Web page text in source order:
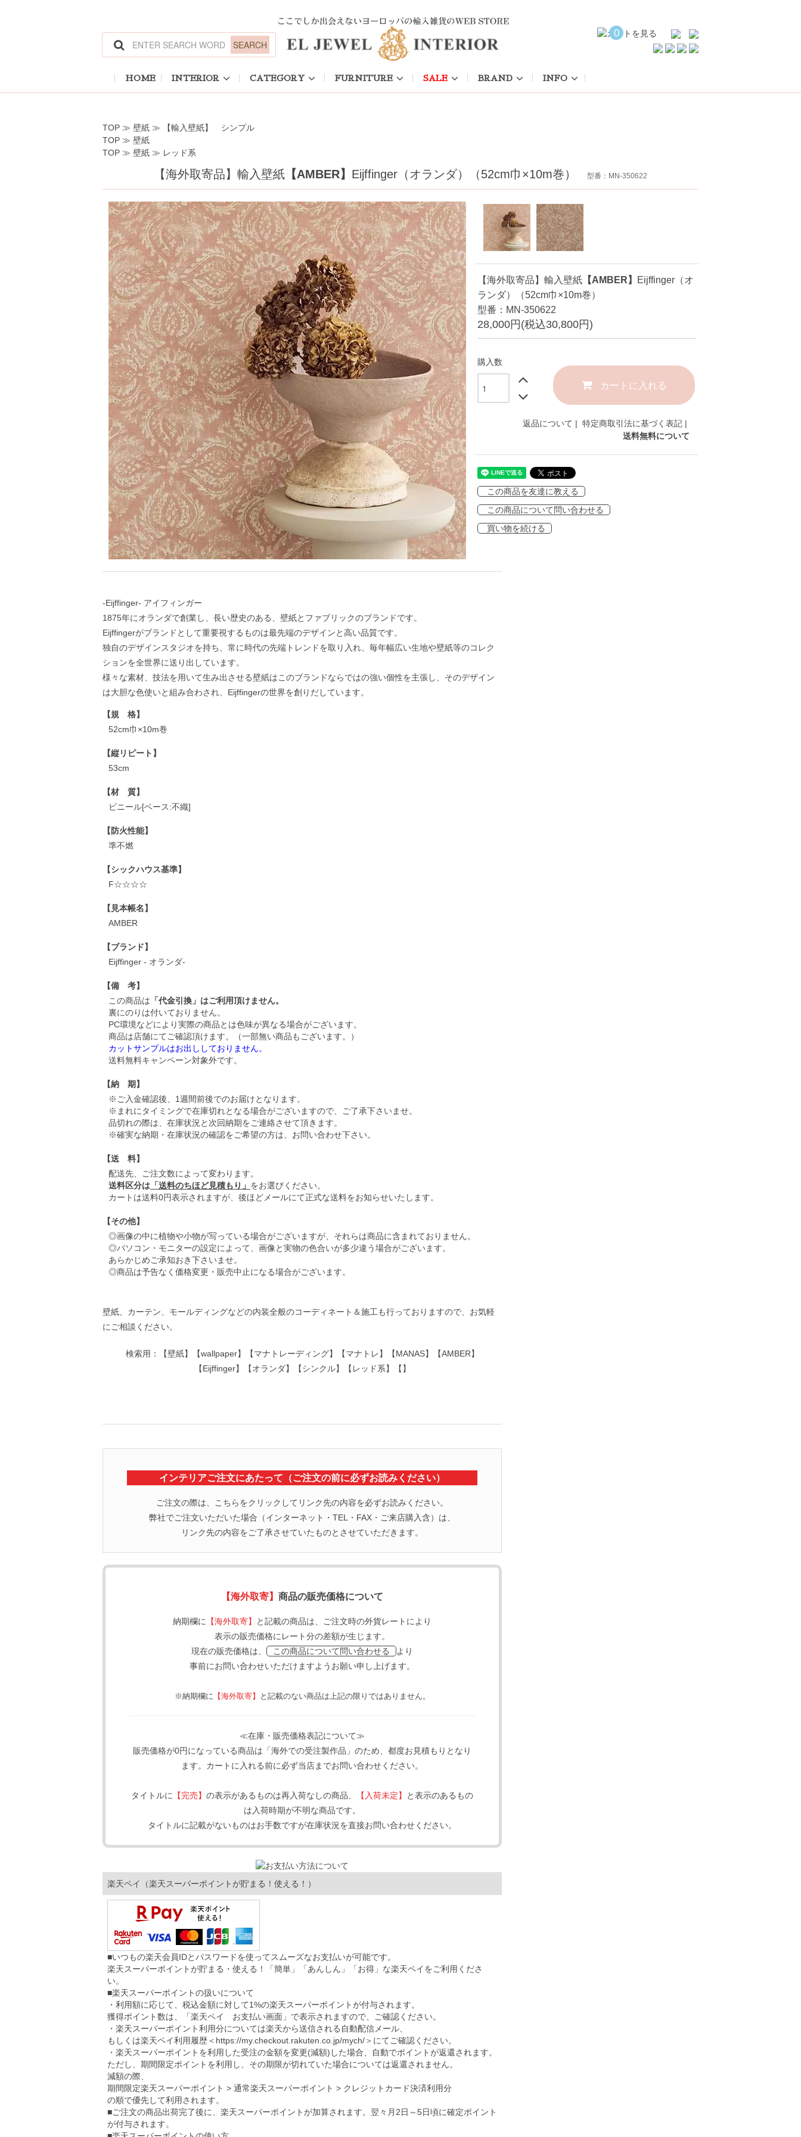
0
HOME INTERIOR CATEGORY FURNITURE SALE BRAND INFO
ホーム
TOP ≫ 壁紙 ≫
【輸入壁紙】 シンプル
TOP ≫ 壁紙
TOP ≫ 壁紙 ≫ レッド系
【海外取寄品】輸入壁紙 【AMBER】 Eijffinger（オランダ）（52cm巾×10m巻） 型番：MN-350622
【海外取寄品】輸入壁紙【AMBER】
Eijffinger（オ
ランダ）（52cm巾×10m巻）
型番：MN-350622
28,000円(税込30,800円)
購入数
カートに入れる
返品について | 特定商取引法に基づく表記 |
送料無料について
この商品を友達に教える
この商品について問い合わせる
買い物を続ける
-Eijffinger- アイフィンガー
1875年にオランダで創業し、長い歴史のある、壁紙とファブリックのブランドです。
Eijffingerがブランドとして重要視するものは最先端のデザインと高い品質です。
独自のデザインスタジオを持ち、常に時代の先端トレンドを取り入れ、毎年幅広い生地や壁紙等のコレク
ションを全世界に送り出しています。
様々な素材、技法を用いて生み出させる壁紙はこのブランドならではの強い個性を主張し、そのデザイン
は大胆な色使いと組み合わされ、Eijffingerの世界を創りだしています。
【規 格】
52cm巾×10m巻
【縦リピート】
53cm
【材 質】
ビニール[ベース:不織]
【防火性能】
準不燃
【シックハウス基準】
F☆☆☆☆
【見本帳名】
AMBER
【ブランド】
Eijffinger - オランダ-
【備 考】
この商品は 「代金引換」はご利用頂けません。
裏にのりは付いておりません。
PC環境などにより実際の商品とは色味が異なる場合がございます。
商品は店舗にてご確認頂けます。（一部無い商品もございます。）
カットサンプルはお出ししておりません。
送料無料キャンペーン対象外です。
【納 期】
※ご入金確認後、1週間前後でのお届けとなります。
※まれにタイミングで在庫切れとなる場合がございますので、ご了承下さいませ。
品切れの際は、在庫状況と次回納期をご連絡させて頂きます。
※確実な納期・在庫状況の確認をご希望の方は、お問い合わせ下さい。
【送 料】
配送先、ご注文数によって変わります。
送料区分は 「送料のちほど見積もり」 をお選びください。
カートは送料0円表示されますが、後ほどメールにて正式な送料をお知らせいたします。
【その他】
◎画像の中に植物や小物が写っている場合がございますが、それらは商品に含まれておりません。
◎パソコン・モニターの設定によって、画像と実物の色合いが多少違う場合がございます。
あらかじめご承知おき下さいませ。
◎商品は予告なく価格変更・販売中止になる場合がございます。
壁紙、カーテン、モールディングなどの内装全般のコーディネート＆施工も行っておりますので、お気軽
にご相談ください。
検索用：【壁紙】【wallpaper】【マナトレーディング】【マナトレ】【MANAS】【AMBER】
【Eijffinger】【オランダ】【シンクル】【レッド系】【】
インテリアご注文にあたって（ご注文の前に必ずお読みください）
ご注文の際は、こちらをクリックしてリンク先の内容を必ずお読みください。
弊社でご注文いただいた場合（インターネット・TEL・FAX・ご来店購入含）は、
リンク先の内容をご了承させていたものとさせていただきます。
【海外取寄】 商品の販売価格について
納期欄に 【海外取寄】
と記載の商品は、ご注文時の外貨レートにより
表示の販売価格にレート分の差額が生じます。
現在の販売価格は、
この商品について問い合わせる
より
事前にお問い合わせいただけますようお願い申し上げます。
※納期欄に 【海外取寄】 と記載のない商品は上記の限りではありません。
≪在庫・販売価格表記について≫
販売価格が0円になっている商品は「海外での受注製作品」のため、都度お見積もりとなり
ます。カートに入れる前に必ず当店までお問い合わせください。
タイトルに 【完売】 の表示があるものは再入荷なしの商品、 【入荷未定】
と表示のあるもの
は入荷時期が不明な商品です。
タイトルに記載がないものはお手数ですが在庫状況を直接お問い合わせください。
楽天ペイ（楽天スーパーポイントが貯まる！使える！）
■いつもの楽天会員IDとパスワードを使ってスムーズなお支払いが可能です。
楽天スーパーポイントが貯まる・使える！「簡単」「あんしん」「お得」な楽天ペイをご利用くださ
い。
■楽天スーパーポイントの扱いについて
・利用額に応じて、税込金額に対して1%の楽天スーパーポイントが付与されます。
獲得ポイント数は、「楽天ペイ お支払い画面」で表示されますので、ご確認ください。
・楽天スーパーポイント利用分については楽天から送信される自動配信メール、
もしくは楽天ペイ利用履歴＜ https://my.checkout.rakuten.co.jp/mych/＞にてご確認ください。
・楽天スーパーポイントを利用した受注の金額を変更(減額)した場合、自動でポイントが返還されます。
ただし、期間限定ポイントを利用し、その期限が切れていた場合については返還されません。
減額の際、
期間限定楽天スーパーポイント > 通常楽天スーパーポイント > クレジットカード決済利用分
の順で優先して利用されます。
■ご注文の商品出荷完了後に、楽天スーパーポイントが加算されます。翌々月2日～5日頃に確定ポイント
が付与されます。